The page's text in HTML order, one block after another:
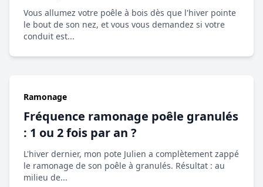
Vous allumez votre poêle à bois dès que l'hiver pointe
le bout de son nez, et vous vous demandez si votre
conduit est...
Ramonage
Fréquence ramonage poêle granulés
: 1 ou 2 fois par an ?
L'hiver dernier, mon pote Julien a complètement zappé
le ramonage de son poêle à granulés. Résultat : au
milieu de...